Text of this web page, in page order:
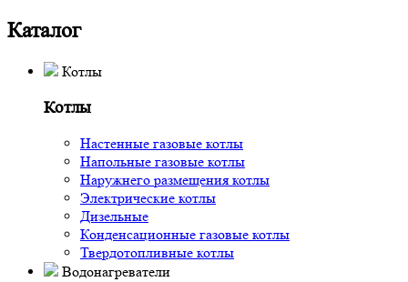
Каталог
Котлы
Котлы
Настенные газовые котлы
Напольные газовые котлы
Наружнего размещения котлы
Электрические котлы
Дизельные
Конденсационные газовые котлы
Твердотопливные котлы
Водонагреватели